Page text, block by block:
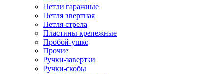
Петли гаражные
Петля ввертная
Петля-стрела
Пластины крепежные
Пробой-ушко
Прочие
Ручки-завертки
Ручки-скобы